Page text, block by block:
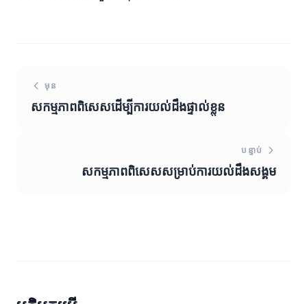
មុន
សកម្មភាពពិសេសដើម្បីការយល់ដឹងផ្ទាល់ខ្លួន
បន្ទាប់
សកម្មភាពពិសេសសម្រាប់ការយល់ដឹងសង្គម